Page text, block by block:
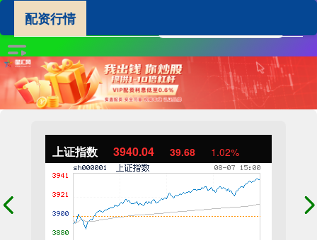
上证指数 3940.04 39.68 1.02%
配资行情